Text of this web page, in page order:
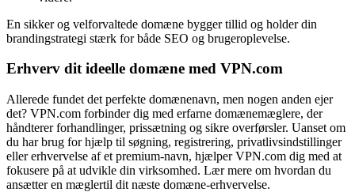
En sikker og velforvaltede domæne bygger tillid og holder din
brandingstrategi stærk for både SEO og brugeroplevelse.
Erhverv dit ideelle domæne med VPN.com
Allerede fundet det perfekte domænenavn, men nogen anden ejer
det? VPN.com forbinder dig med erfarne domænemæglere, der
håndterer forhandlinger, prissætning og sikre overførsler. Uanset om
du har brug for hjælp til søgning, registrering, privatlivsindstillinger
eller erhvervelse af et premium-navn, hjælper VPN.com dig med at
fokusere på at udvikle din virksomhed. Lær mere om hvordan du
ansætter en mæglertil dit næste domæne-erhvervelse.